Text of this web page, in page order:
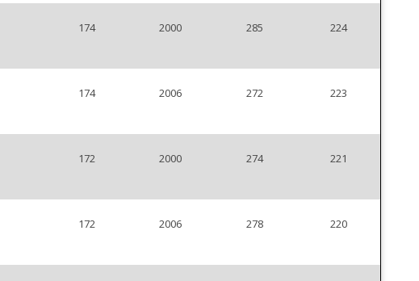
174 2000 285 224
174 2006 272 223
172 2000 274 221
172 2006 278 220